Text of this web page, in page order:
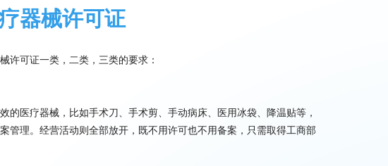
器械许可证
许可证一类，二类，三类的要求：
医疗器械，比如手术刀、手术剪、手动病床、医用冰袋、降温贴等，
管理。经营活动则全部放开，既不用许可也不用备案，只需取得工商部